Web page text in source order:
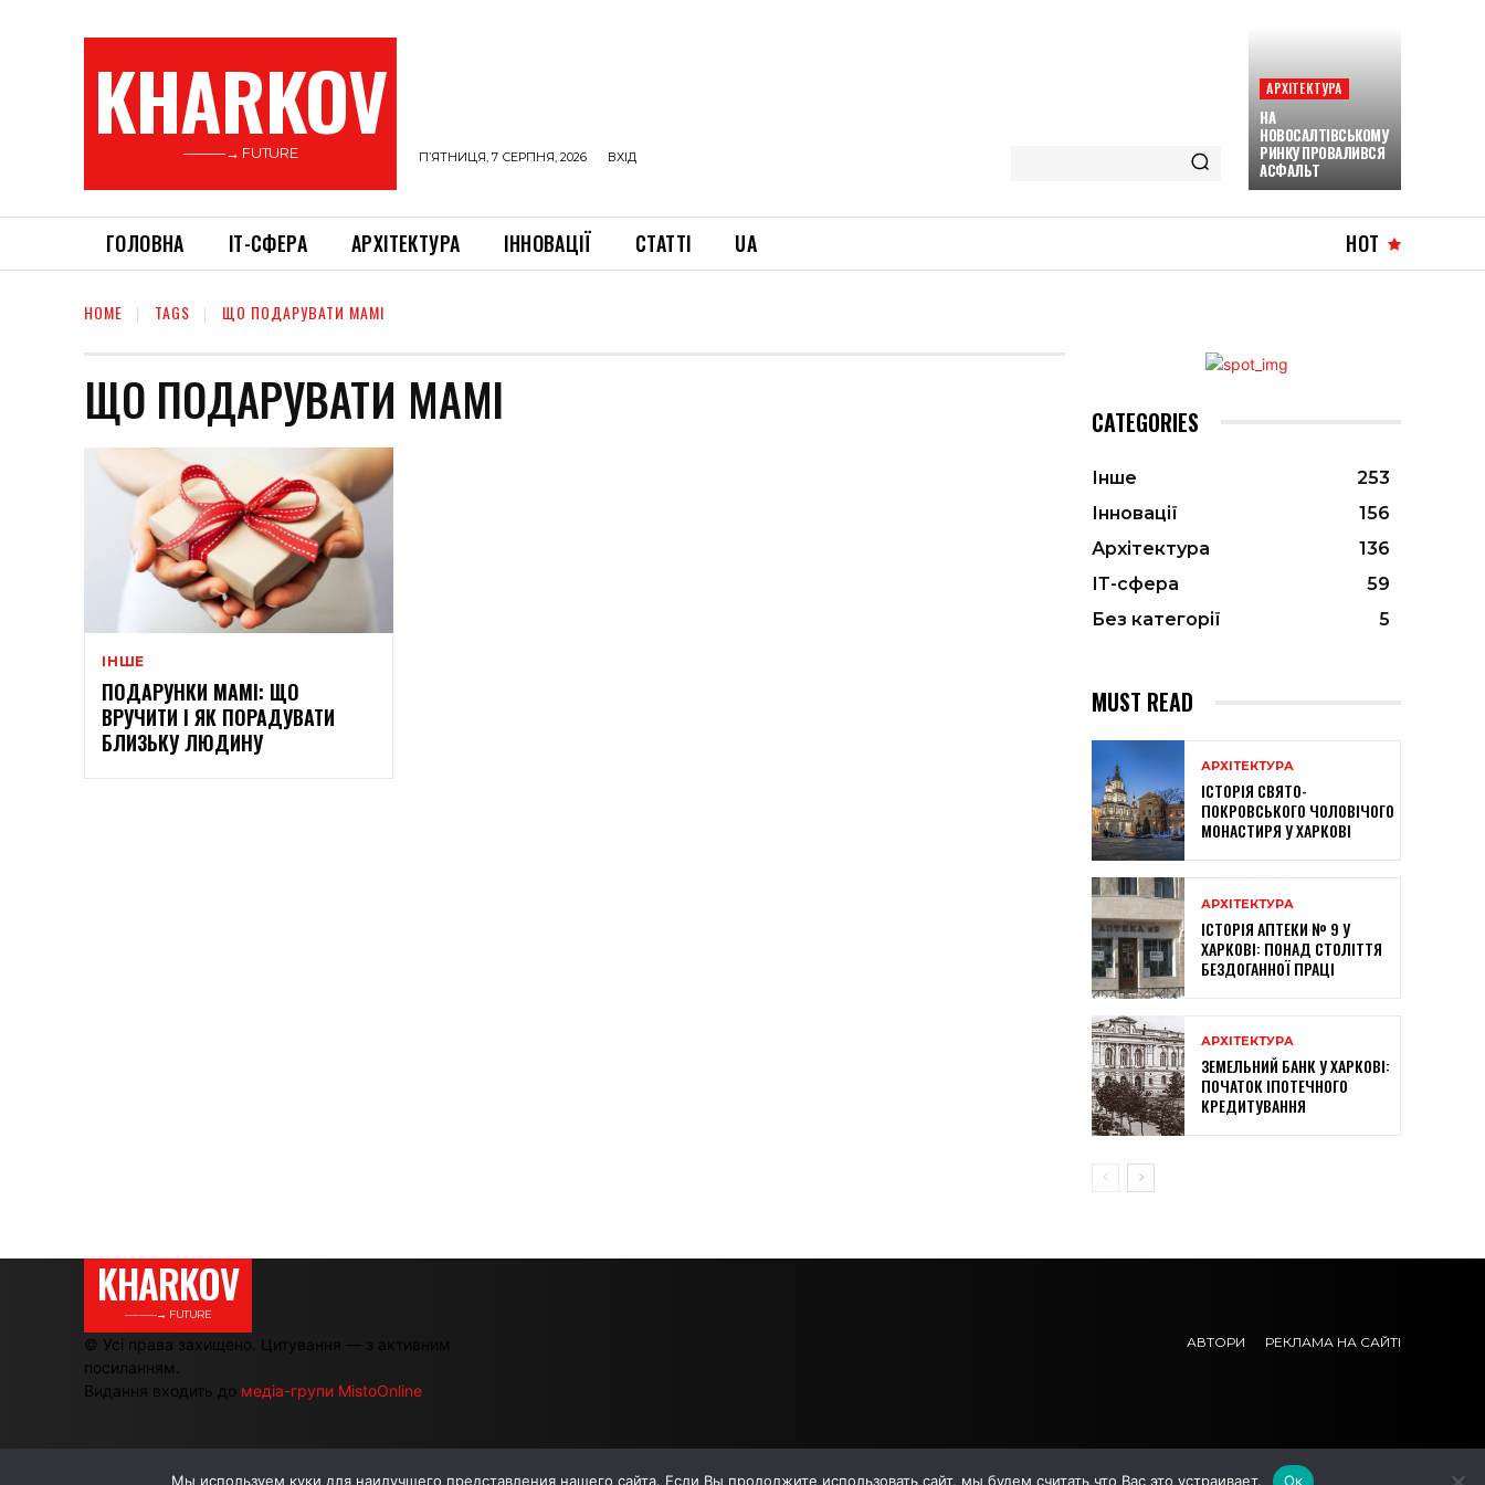
KHARKOV
———→ FUTURE П’ЯТНИЦЯ, 7 СЕРПНЯ, 2026 ВХІД
АРХІТЕКТУРА
НА
НОВОСАЛТІВСЬКОМУ
РИНКУ ПРОВАЛИВСЯ
АСФАЛЬТ
ГОЛОВНА ІТ-СФЕРА АРХІТЕКТУРА ІННОВАЦІЇ СТАТТІ UA HOT
HOME TAGS ЩО ПОДАРУВАТИ МАМІ
ЩО ПОДАРУВАТИ МАМІ
ІНШЕ
ПОДАРУНКИ МАМІ: ЩО
ВРУЧИТИ І ЯК ПОРАДУВАТИ
БЛИЗЬКУ ЛЮДИНУ
CATEGORIES
Інше
253
Інновації
156
Архітектура
136
ІТ-сфера
59
Без категорії
5
MUST READ
АРХІТЕКТУРА
ІСТОРІЯ СВЯТО-
ПОКРОВСЬКОГО ЧОЛОВІЧОГО
МОНАСТИРЯ У ХАРКОВІ
АРХІТЕКТУРА
ІСТОРІЯ АПТЕКИ № 9 У
ХАРКОВІ: ПОНАД СТОЛІТТЯ
БЕЗДОГАННОЇ ПРАЦІ
АРХІТЕКТУРА
ЗЕМЕЛЬНИЙ БАНК У ХАРКОВІ:
ПОЧАТОК ІПОТЕЧНОГО
КРЕДИТУВАННЯ
KHARKOV
———→ FUTURE
© Усі права захищено. Цитування — з активним
посиланням.
Видання входить до медіа-групи MistoOnline
АВТОРИ РЕКЛАМА НА САЙТІ
Мы используем куки для наилучшего представления нашего сайта. Если Вы продолжите использовать сайт, мы будем считать что Вас это устраивает. Ок